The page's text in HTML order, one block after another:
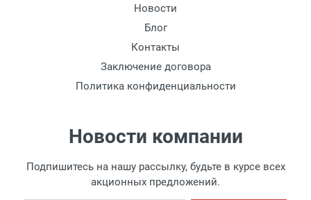
Новости
Блог
Контакты
Заключение договора
Политика конфиденциальности
Новости компании
Подпишитесь на нашу рассылку, будьте в курсе всех
акционных предложений.